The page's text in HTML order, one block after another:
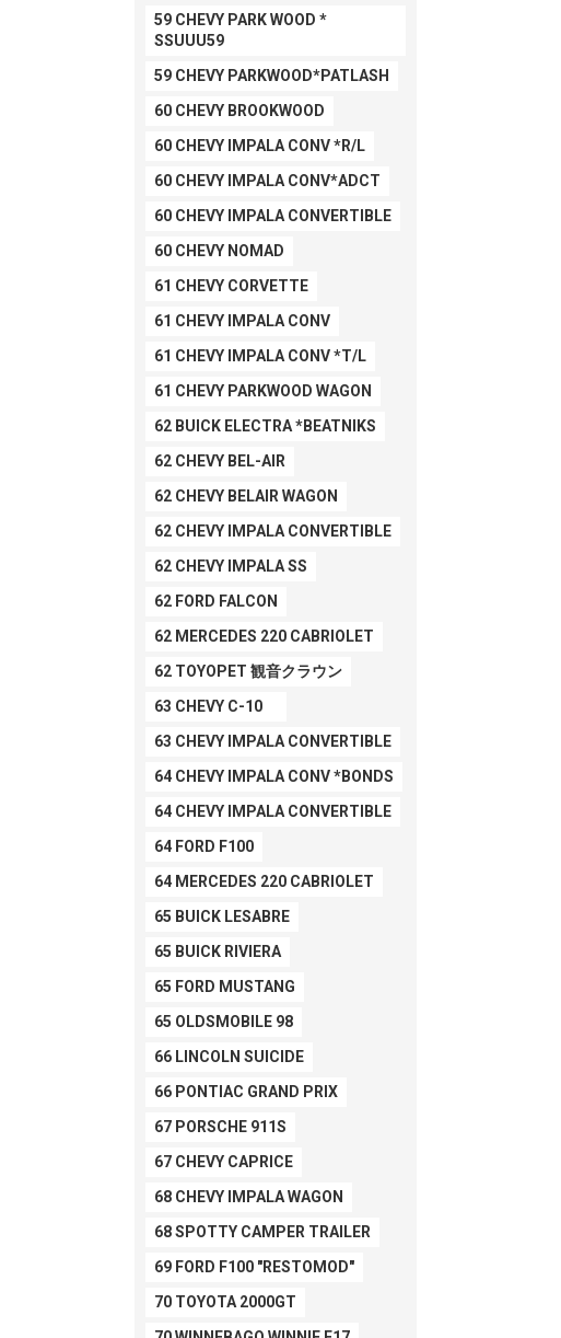
59 CHEVY PARK WOOD *
SSUUU59
59 CHEVY PARKWOOD*PATLASH
60 CHEVY BROOKWOOD
60 CHEVY IMPALA CONV *R/L
60 CHEVY IMPALA CONV*ADCT
60 CHEVY IMPALA CONVERTIBLE
60 CHEVY NOMAD
61 CHEVY CORVETTE
61 CHEVY IMPALA CONV
61 CHEVY IMPALA CONV *T/L
61 CHEVY PARKWOOD WAGON
62 BUICK ELECTRA *BEATNIKS
62 CHEVY BEL-AIR
62 CHEVY BELAIR WAGON
62 CHEVY IMPALA CONVERTIBLE
62 CHEVY IMPALA SS
62 FORD FALCON
62 MERCEDES 220 CABRIOLET
62 TOYOPET 観音クラウン
63 CHEVY C-10
63 CHEVY IMPALA CONVERTIBLE
64 CHEVY IMPALA CONV *BONDS
64 CHEVY IMPALA CONVERTIBLE
64 FORD F100
64 MERCEDES 220 CABRIOLET
65 BUICK LESABRE
65 BUICK RIVIERA
65 FORD MUSTANG
65 OLDSMOBILE 98
66 LINCOLN SUICIDE
66 PONTIAC GRAND PRIX
67 PORSCHE 911S
67 CHEVY CAPRICE
68 CHEVY IMPALA WAGON
68 SPOTTY CAMPER TRAILER
69 FORD F100 "RESTOMOD"
70 TOYOTA 2000GT